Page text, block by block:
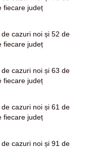
fiecare județ
cazuri noi și 52 de
fiecare județ
fiecare județ
cazuri noi și 61 de
fiecare județ
cazuri noi și 91 de